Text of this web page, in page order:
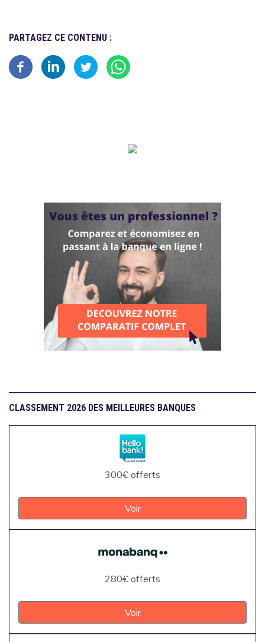
PARTAGEZ CE CONTENU :
CLASSEMENT 2026 DES MEILLEURES BANQUES
300€ offerts
Voir
280€ offerts
Voir